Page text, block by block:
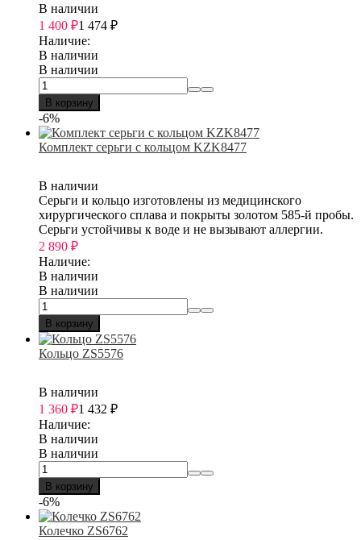
В наличии
1 400 ₽1 474 ₽
Наличие:
В наличии
В наличии
В корзину
-6%
Комплект серьги с кольцом KZK8477
В наличии
Серьги и кольцо изготовлены из медицинского
хирургического сплава и покрыты золотом 585-й пробы.
Серьги устойчивы к воде и не вызывают аллергии.
2 890 ₽
Наличие:
В наличии
В наличии
В корзину
Кольцо ZS5576
В наличии
1 360 ₽1 432 ₽
Наличие:
В наличии
В наличии
В корзину
-6%
Колечко ZS6762